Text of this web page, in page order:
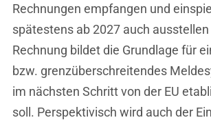
Rechnungen empfangen und
spätestens ab 2027 auch ausstellen
Rechnung bildet die Grundlage für
bzw. grenzüberschreitendes
im nächsten Schritt von der EU
soll. Perspektivisch wird auch der